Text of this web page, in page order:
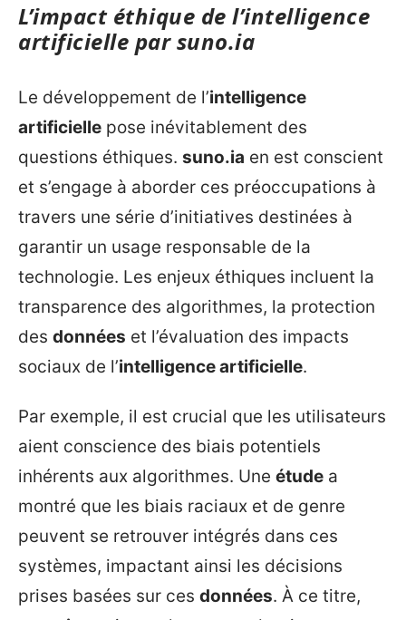
L’impact éthique de l’intelligence
artificielle parsuno.ia
Le développement de l’intelligence
artificielle pose inévitablement des
questions éthiques. suno.ia en est conscient
et s’engage à aborder ces préoccupations à
travers une série d’initiatives destinées à
garantir un usage responsable de la
technologie. Les enjeux éthiques incluent la
transparence des algorithmes, la protection
des données et l’évaluation des impacts
sociaux de l’intelligence artificielle.
Par exemple, il est crucial que les utilisateurs
aient conscience des biais potentiels
inhérents aux algorithmes. Une étude a
montré que les biais raciaux et de genre
peuvent se retrouver intégrés dans ces
systèmes, impactant ainsi les décisions
prises basées sur ces données. À ce titre,